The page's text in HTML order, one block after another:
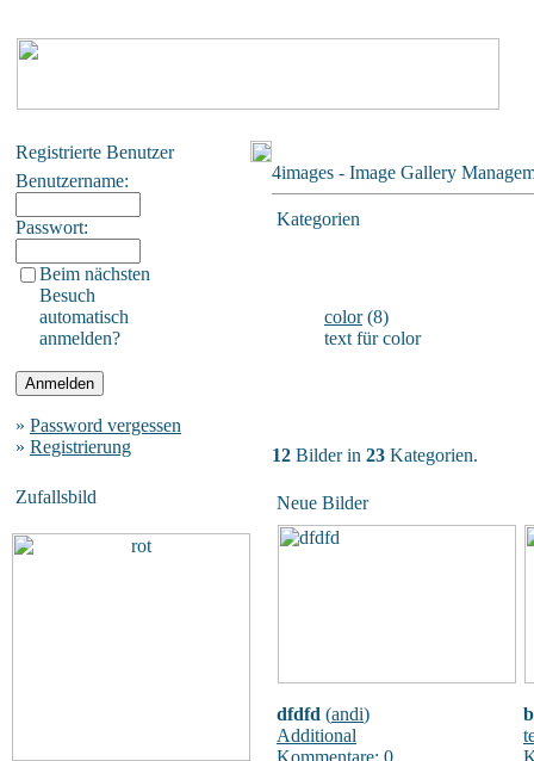
Registrierte Benutzer
Benutzername:
Passwort:
Beim nächsten
Besuch
automatisch
anmelden?
» Password vergessen
» Registrierung
Zufallsbild
4images - Image Gallery
Kategorien
color(8)
text für color
12 Bilder in 23 Kategorien.
Neue Bilder
dfdfd (andi)
Additional
Kommentare: 0